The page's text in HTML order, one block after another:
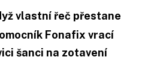
vlastní řeč přestane
Fonafix vrací
šanci na zotavení